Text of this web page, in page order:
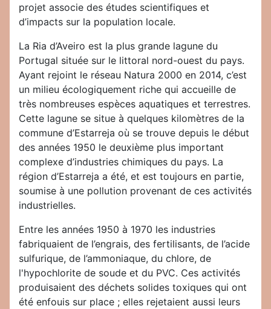
projet associe des études scientifiques et
d’impacts sur la population locale.
La Ria d’Aveiro est la plus grande lagune du
Portugal située sur le littoral nord-ouest du pays.
Ayant rejoint le réseau Natura 2000 en 2014, c’est
un milieu écologiquement riche qui accueille de
très nombreuses espèces aquatiques et terrestres.
Cette lagune se situe à quelques kilomètres de la
commune d’Estarreja où se trouve depuis le début
des années 1950 le deuxième plus important
complexe d’industries chimiques du pays. La
région d’Estarreja a été, et est toujours en partie,
soumise à une pollution provenant de ces activités
industrielles.
Entre les années 1950 à 1970 les industries
fabriquaient de l’engrais, des fertilisants, de l’acide
sulfurique, de l’ammoniaque, du chlore, de
l'hypochlorite de soude et du PVC. Ces activités
produisaient des déchets solides toxiques qui ont
été enfouis sur place ; elles rejetaient aussi leurs